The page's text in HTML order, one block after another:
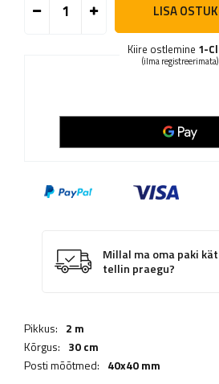
LISA
Kiire ostlemine 1-
(ilma registreerimata)
Millal ma oma paki
tellin praegu?
Pikkus: 2 m
Kõrgus: 30 cm
Posti mõõtmed: 40x40 mm